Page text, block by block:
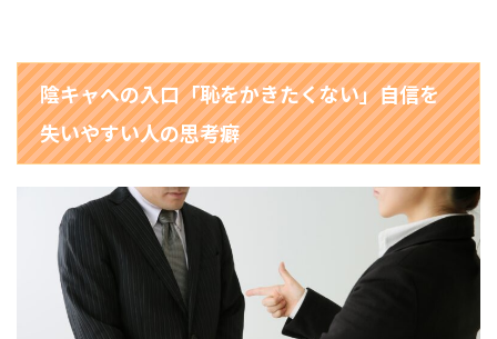
陰キャへの入口「恥をかきたくない」自信を
失いやすい人の思考癖